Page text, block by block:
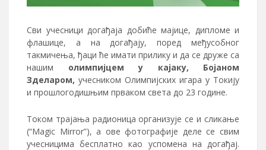
Сви учесници догађаја добиће мајице, дипломе и
флашице, а на догађају, поред међусобног
такмичења, ђаци ће имати прилику и да се друже са
нашим олимпијцем у кајаку, Бојаном
Зделаром, учесником Олимпијских игара у Токију
и прошлогодишњим прваком света до 23 године.
Током трајања радионица организује се и сликање
(“Magic Mirror”), а ове фотографије деле се свим
учесницима бесплатно као успомена на догађај.